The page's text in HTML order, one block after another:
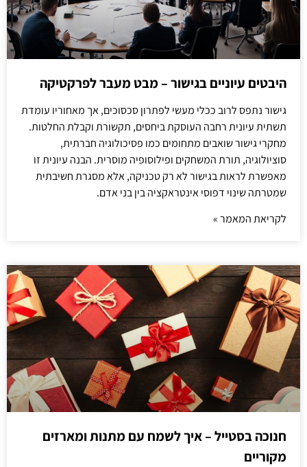
היבטים עיוניים בגישור – מבט מעבר לפרקטיקה
גישור נתפס לרוב ככלי מעשי לפתרון סכסוכים, אך מאחוריו עומדת
תשתית עיונית רחבה העוסקת ביחסים, תקשורת וקבלת החלטות.
מחקרי גישור שואבים מתחומים כמו פסיכולוגיה חברתית,
סוציולוגיה, תורת המשחקים ופילוסופיה מוסרית. הבנה עיונית זו
מאפשרת לראות בגישור לא רק טכניקה, אלא מסגרת חשיבתית
שמטרתה שינוי דפוסי אינטראקציה בין בני אדם.
לקריאת המאמר »
חנוכה בסטייל – איך לשמח עם מתנות ומארזים
מקוריים